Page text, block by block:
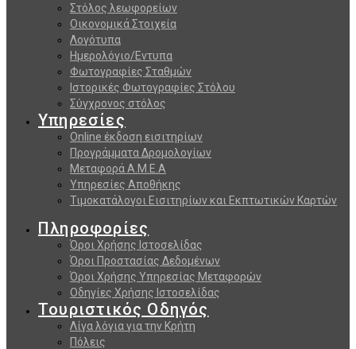
Στόλος λεωφορείων
Οικονομικά Στοιχεία
Λογότυπα
Ημερολόγιο/Εντυπα
Φωτογραφίες Σταθμών
Ιστορικές Φωτογραφίες Στόλου
Σύγχρονος στόλος
Υπηρεσίες
Online έκδοση εισιτηρίων
Προγράμματα Δρομολογίων
Μεταφορά Α.Μ.Ε.Α
Υπηρεσίες Αποθήκης
Τιμοκατάλογοι Εισιτηρίων και Εκπτωτικών Καρτών
Πληροφορίες
Όροι Χρήσης Ιστοσελίδας
Όροι Προστασίας Δεδομένων
Όροι Χρήσης Υπηρεσίας Μεταφορών
Οδηγίες Χρήσης Ιστοσελίδας
Τουριστικός Οδηγός
Λίγα λόγια για την Κρήτη
Πόλεις